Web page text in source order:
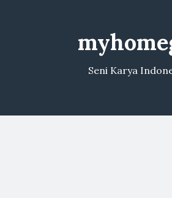
Seni Karya